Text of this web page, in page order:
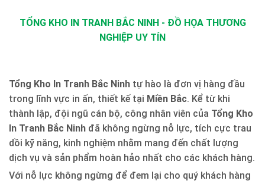
TỔNG KHO IN TRANH BẮC NINH - ĐỒ HỌA THƯƠNG
NGHIỆP UY TÍN
Tổng Kho In Tranh Bắc Ninh tự hào là đơn vị hàng đầu
trong lĩnh vực in ấn, thiết kế tại Miền Bắc. Kể từ khi
thành lập, đội ngũ cán bộ, công nhân viên của Tổng Kho
In Tranh Bắc Ninh đã không ngừng nỗ lực, tích cực trau
dồi kỹ năng, kinh nghiệm nhằm mang đến chất lượng
dịch vụ và sản phẩm hoàn hảo nhất cho các khách hàng.
Với nỗ lực không ngừng để đem lại cho quý khách hàng